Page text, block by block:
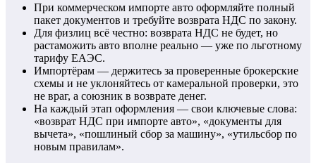
При коммерческом импорте авто оформляйте полный
пакет документов и требуйте возврата НДС по закону.
Для физлиц всё честно: возврата НДС не будет, но
растаможить авто вполне реально — уже по льготному
тарифу ЕАЭС.
Импортёрам — держитесь за проверенные брокерские
схемы и не уклоняйтесь от камеральной проверки, это
не враг, а союзник в возврате денег.
На каждый этап оформления — свои ключевые слова:
«возврат НДС при импорте авто», «документы для
вычета», «пошлиный сбор за машину», «утильсбор по
новым правилам».